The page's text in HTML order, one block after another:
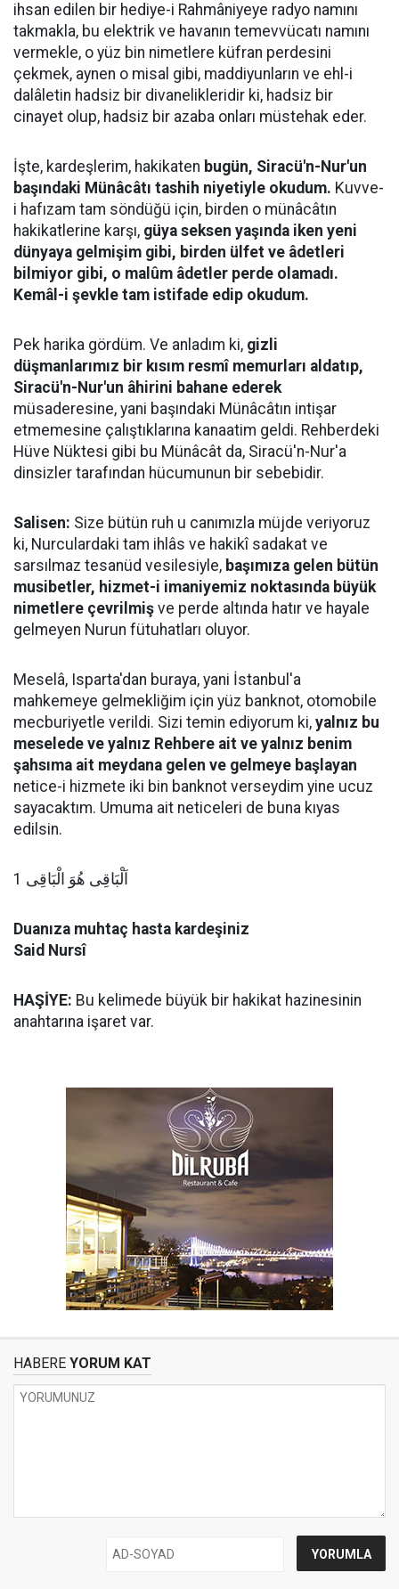
ihsan edilen bir hediye-i Rahmâniyeye radyo namını
takmakla, bu elektrik ve havanın temevvücatı namını
vermekle, o yüz bin nimetlere küfran perdesini
çekmek, aynen o misal gibi, maddiyunların ve ehl-i
dalâletin hadsiz bir divanelikleridir ki, hadsiz bir
cinayet olup, hadsiz bir azaba onları müstehak eder.
İşte, kardeşlerim, hakikaten bugün, Siracü'n-Nur'un
başındaki Münâcâtı tashih niyetiyle okudum. Kuvve-
i hafızam tam söndüğü için, birden o münâcâtın
hakikatlerine karşı, güya seksen yaşında iken yeni
dünyaya gelmişim gibi, birden ülfet ve âdetleri
bilmiyor gibi, o malûm âdetler perde olamadı.
Kemâl-i şevkle tam istifade edip okudum.
Pek harika gördüm. Ve anladım ki, gizli
düşmanlarımız bir kısım resmî memurları aldatıp,
Siracü'n-Nur'un âhirini bahane ederek
müsaderesine, yani başındaki Münâcâtın intişar
etmemesine çalıştıklarına kanaatim geldi. Rehberdeki
Hüve Nüktesi gibi bu Münâcât da, Siracü'n-Nur'a
dinsizler tarafından hücumunun bir sebebidir.
Salisen: Size bütün ruh u canımızla müjde veriyoruz
ki, Nurculardaki tam ihlâs ve hakikî sadakat ve
sarsılmaz tesanüd vesilesiyle, başımıza gelen bütün
musibetler, hizmet-i imaniyemiz noktasında büyük
nimetlere çevrilmiş ve perde altında hatır ve hayale
gelmeyen Nurun fütuhatları oluyor.
Meselâ, Isparta'dan buraya, yani İstanbul'a
mahkemeye gelmekliğim için yüz banknot, otomobile
mecburiyetle verildi. Sizi temin ediyorum ki, yalnız bu
meselede ve yalnız Rehbere ait ve yalnız benim
şahsıma ait meydana gelen ve gelmeye başlayan
netice-i hizmete iki bin banknot verseydim yine ucuz
sayacaktım. Umuma ait neticeleri de buna kıyas
edilsin.
اَلْبَاقِى هُوَ الْبَاقِى 1
Duanıza muhtaç hasta kardeşiniz
Said Nursî
HAŞİYE: Bu kelimede büyük bir hakikat hazinesinin
anahtarına işaret var.
HABERE YORUM KAT